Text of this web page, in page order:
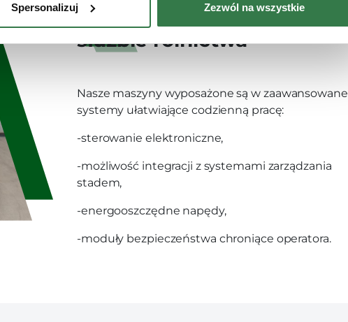
Spersonalizuj Zezwól na wszystkie
Nowoczesne rozwiązania w
służbie rolnictwa
Nasze maszyny wyposażone są w zaawansowane
systemy ułatwiające codzienną pracę:
-sterowanie elektroniczne,
-możliwość integracji z systemami zarządzania
stadem,
-energooszczędne napędy,
-moduły bezpieczeństwa chroniące operatora.